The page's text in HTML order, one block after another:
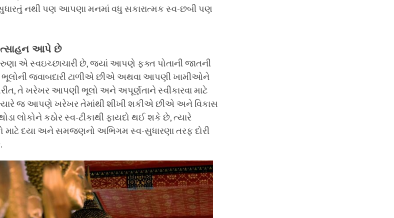
નથી પણ આપણા મનમાં વધુ સકારાત્મક સ્વ-છબી પણ
આપે છે
એ સ્વઇચ્છાચારી છે, જ્યાં આપણે ફક્ત પોતાની જાતની
જવાબદારી ટાળીએ છીએ અથવા આપણી ખામીઓને
તે ખરેખર આપણી ભૂલો અને અપૂર્ણતાને સ્વીકારવા માટે
જ આપણે ખરેખર તેમાંથી શીખી શકીએ છીએ અને વિકાસ
લોકોને કઠોર સ્વ-ટીકાથી ફાયદો થઈ શકે છે, ત્યારે
માટે દયા અને સમજણનો અભિગમ સ્વ-સુધારણા તરફ દોરી